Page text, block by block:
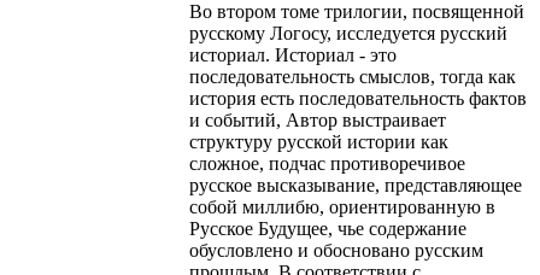
Во втором томе трилогии, посвященной
русскому Логосу, исследуется русский
историал. Историал - это
последовательность смыслов, тогда как
история есть последовательность фактов
и событий, Автор выстраивает
структуру русской истории как
сложное, подчас противоречивое
русское высказывание, представляющее
собой миллибю, ориентированную в
Русское Будущее, чье содержание
обусловлено и обосновано русским